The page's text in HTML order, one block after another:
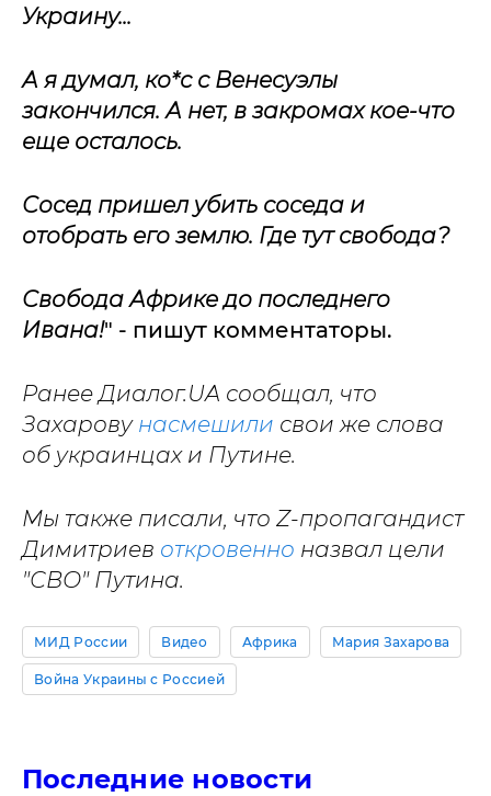
Украину...
А я думал, ко*с с Венесуэлы
закончился. А нет, в закромах кое-что
еще осталось.
Сосед пришел убить соседа и
отобрать его землю. Где тут свобода?
Свобода Африке до последнего
Ивана!" - пишут комментаторы.
Ранее Диалог.UA сообщал, что
Захарову насмешили свои же слова
об украинцах и Путине.
Мы также писали, что Z-пропагандист
Димитриев откровенно назвал цели
"СВО" Путина.
МИД России Видео Африка Мария Захарова
Война Украины с Россией
Последние новости